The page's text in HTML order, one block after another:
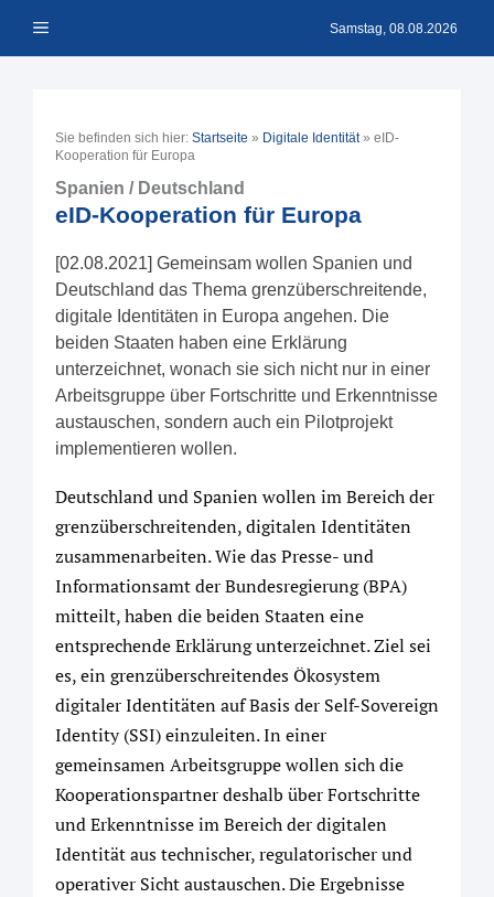
Inhalt Menü Samstag, 08.08.2026
Sie befinden sich hier: Startseite » Digitale Identität» eID-
Kooperation für Europa
Spanien / Deutschland
eID-Kooperation für Europa
[02.08.2021] Gemeinsam wollen Spanien und
Deutschland das Thema grenzüberschreitende,
digitale Identitäten in Europa angehen. Die
beiden Staaten haben eine Erklärung
unterzeichnet, wonach sie sich nicht nur in einer
Arbeitsgruppe über Fortschritte und Erkenntnisse
austauschen, sondern auch ein Pilotprojekt
implementieren wollen.
Deutschland und Spanien wollen im Bereich der
grenzüberschreitenden, digitalen Identitäten
zusammenarbeiten. Wie das Presse- und
Informationsamt der Bundesregierung (BPA)
mitteilt, haben die beiden Staaten eine
entsprechende Erklärung unterzeichnet. Ziel sei
es, ein grenzüberschreitendes Ökosystem
digitaler Identitäten auf Basis der Self-Sovereign
Identity (SSI) einzuleiten. In einer
gemeinsamen Arbeitsgruppe wollen sich die
Kooperationspartner deshalb über Fortschritte
und Erkenntnisse im Bereich der digitalen
Identität aus technischer, regulatorischer und
operativer Sicht austauschen. Die Ergebnisse